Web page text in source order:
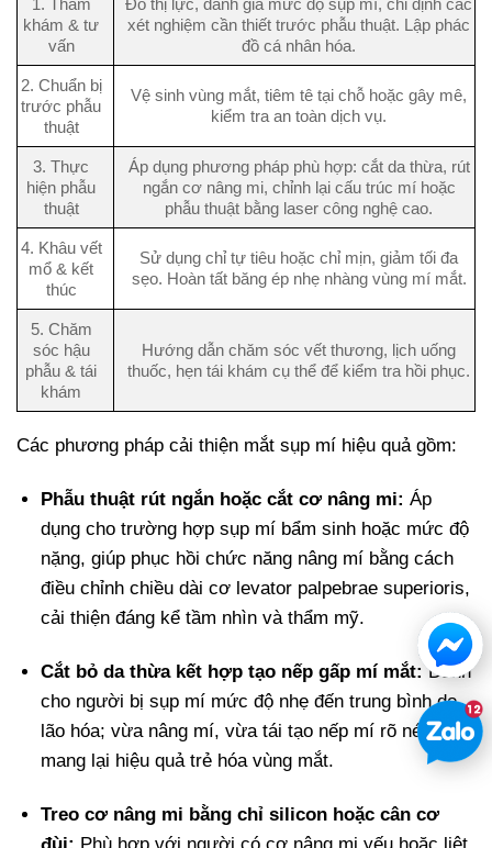
1. Thăm
khám & tư
vấn
Đo thị lực, đánh giá mức độ sụp mí, chỉ định các
xét nghiệm cần thiết trước phẫu thuật. Lập phác
đồ cá nhân hóa.
2. Chuẩn bị
trước phẫu
thuật
Vệ sinh vùng mắt, tiêm tê tại chỗ hoặc gây mê,
kiểm tra an toàn dịch vụ.
3. Thực
hiện phẫu
thuật
Áp dụng phương pháp phù hợp: cắt da thừa, rút
ngắn cơ nâng mi, chỉnh lại cấu trúc mí hoặc
phẫu thuật bằng laser công nghệ cao.
4. Khâu vết
mổ & kết
thúc
Sử dụng chỉ tự tiêu hoặc chỉ mịn, giảm tối đa
sẹo. Hoàn tất băng ép nhẹ nhàng vùng mí mắt.
5. Chăm
sóc hậu
phẫu & tái
khám
Hướng dẫn chăm sóc vết thương, lịch uống
thuốc, hẹn tái khám cụ thể để kiểm tra hồi phục.
Các phương pháp cải thiện mắt sụp mí hiệu quả gồm:
Phẫu thuật rút ngắn hoặc cắt cơ nâng mi: Áp
dụng cho trường hợp sụp mí bẩm sinh hoặc mức độ
nặng, giúp phục hồi chức năng nâng mí bằng cách
điều chỉnh chiều dài cơ levator palpebrae superioris,
cải thiện đáng kể tầm nhìn và thẩm mỹ.
Cắt bỏ da thừa kết hợp tạo nếp gấp mí mắt: Dành
cho người bị sụp mí mức độ nhẹ đến trung bình do
lão hóa; vừa nâng mí, vừa tái tạo nếp mí rõ nét,
mang lại hiệu quả trẻ hóa vùng mắt.
Treo cơ nâng mi bằng chỉ silicon hoặc cân cơ